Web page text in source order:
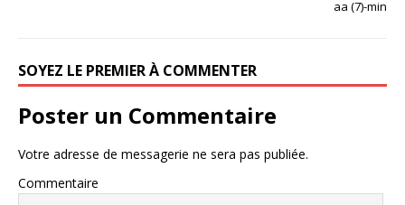
aa (7)-min
SOYEZ LE PREMIER À COMMENTER
Poster un Commentaire
Votre adresse de messagerie ne sera pas publiée.
Commentaire